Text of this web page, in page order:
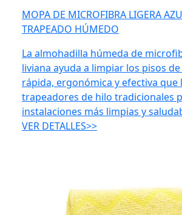
MOPA DE MICROFIBRA LIGERA
TRAPEADO HÚMEDO
La almohadilla húmeda de
liviana ayuda a limpiar los pisos
rápida, ergonómica y efectiva que
trapeadores de hilo tradicionales
instalaciones más limpias y
VER DETALLES>>